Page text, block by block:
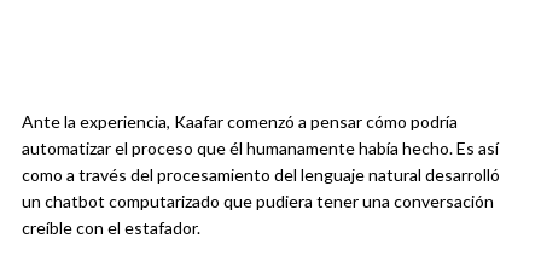
Ante la experiencia, Kaafar comenzó a pensar cómo podría
automatizar el proceso que él humanamente había hecho. Es así
como a través del procesamiento del lenguaje natural desarrolló
un chatbot computarizado que pudiera tener una conversación
creíble con el estafador.